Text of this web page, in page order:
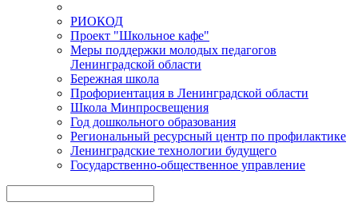
РИОКОД
Проект "Школьное кафе"
Меры поддержки молодых педагогов
Ленинградской области
Бережная школа
Профориентация в Ленинградской области
Школа Минпросвещения
Год дошкольного образования
Региональный ресурсный центр по профилактике
Ленинградские технологии будущего
Государственно-общественное управление